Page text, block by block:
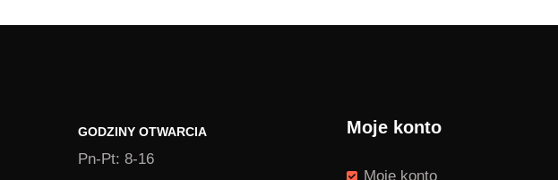
GODZINY OTWARCIA
Pn-Pt: 8-16
Moje konto
Moje konto